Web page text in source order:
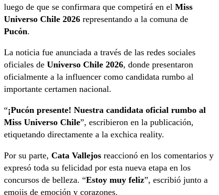
luego de que se confirmara que competirá en el Miss
Universo Chile 2026 representando a la comuna de
Pucón.
La noticia fue anunciada a través de las redes sociales
oficiales de Universo Chile 2026, donde presentaron
oficialmente a la influencer como candidata rumbo al
importante certamen nacional.
“¡Pucón presente! Nuestra candidata oficial rumbo al
Miss Universo Chile”, escribieron en la publicación,
etiquetando directamente a la exchica reality.
Por su parte, Cata Vallejos reaccionó en los comentarios y
expresó toda su felicidad por esta nueva etapa en los
concursos de belleza. “Estoy muy feliz”, escribió junto a
emojis de emoción y corazones.